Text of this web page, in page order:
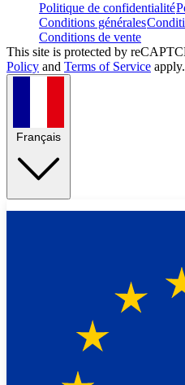
Politique de confidentialité
Conditions générales
Conditions de vente
This site is protected by
Policy and Terms of Service apply.
Français